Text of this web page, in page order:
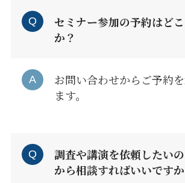
セミナー参加の予約はど
か？
お問い合わせからご予約
ます。
調査や講演を依頼したい
から相談すればいいです